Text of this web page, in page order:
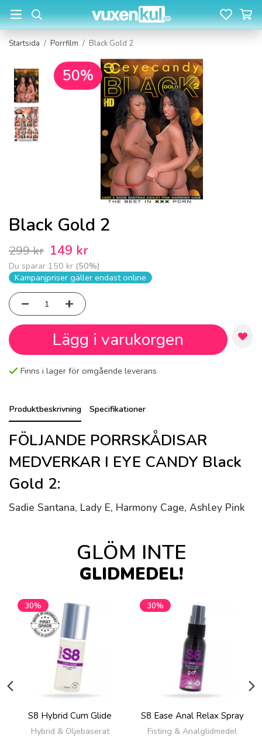
Startsida / Porrfilm / Black Gold 2
50%
Black Gold 2
299 kr 149 kr
Du sparar 150 kr (50%)
Kampanjpriser gäller endast online
Lägg i varukorgen
Finns i lager för omgående leverans
Produktbeskrivning Specifikationer
FÖLJANDE PORRSKÅDISAR
MEDVERKAR I EYE CANDY Black
Gold 2:
Sadie Santana, Lady E, Harmony Cage, Ashley Pink
GLÖM INTE
GLIDMEDEL!
30%
S8 Hybrid Cum Glide
Hybrid & Oljebaserat
30%
S8 Ease Anal Relax Spray
Fisting & Analglidmedel